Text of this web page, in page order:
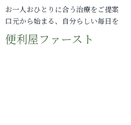
お一人おひとりに合う治療をご提案
口元から始まる、自分らしい毎日を
便利屋ファースト